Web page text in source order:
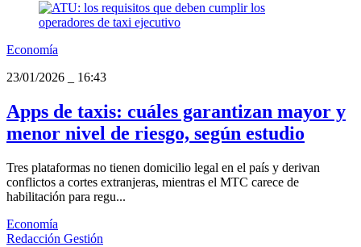
Economía
23/01/2026
16:43
Apps de taxis: cuáles garantizan mayor y
menor nivel de riesgo, según estudio
Tres plataformas no tienen domicilio legal en el país y derivan
conflictos a cortes extranjeras, mientras el MTC carece de
habilitación para regu...
Economía
Redacción Gestión